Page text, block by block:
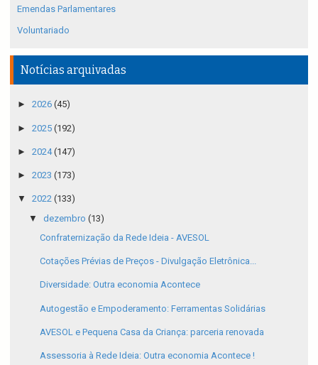
Emendas Parlamentares
Voluntariado
Notícias arquivadas
► 2026 (45)
► 2025 (192)
► 2024(147)
► 2023 (173)
▼ 2022 (133)
▼ dezembro (13)
Confraternização da Rede Ideia - AVESOL
Cotações Prévias de Preços - Divulgação Eletrônica...
Diversidade: Outra economia Acontece
Autogestão e Empoderamento: Ferramentas Solidárias
AVESOL e Pequena Casa da Criança: parceria renovada
Assessoria à Rede Ideia: Outra economia Acontece !